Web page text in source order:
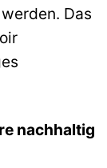
Das
nachhaltig